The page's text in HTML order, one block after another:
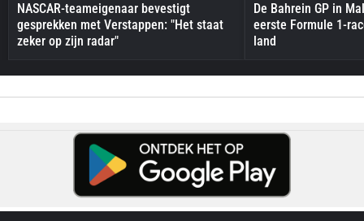
NASCAR-teameigenaar bevestigt
gesprekken met Verstappen: "Het staat
zeker op zijn radar"
De Bahrein GP in
eerste Formule 1-
land